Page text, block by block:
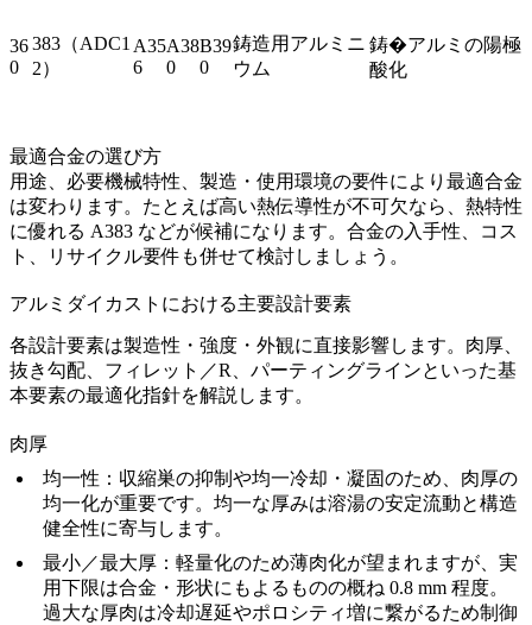
36
0
383（ADC1
2）
A35
6
A38
0
B39
0
鋳造用アルミニ
ウム
鋳�アルミの陽極
酸化
最適合金の選び方
用途、必要機械特性、製造・使用環境の要件により最適合金
は変わります。たとえば高い熱伝導性が不可欠なら、熱特性
に優れる A383 などが候補になります。合金の入手性、コス
ト、リサイクル要件も併せて検討しましょう。
アルミダイカストにおける主要設計要素
各設計要素は製造性・強度・外観に直接影響します。肉厚、
抜き勾配、フィレット／R、パーティングラインといった基
本要素の最適化指針を解説します。
肉厚
均一性 ：収縮巣の抑制や均一冷却・凝固のため、肉厚の
均一化が重要です。均一な厚みは溶湯の安定流動と構造
健全性に寄与します。
最小／最大厚 ：軽量化のため薄肉化が望まれますが、実
用下限は合金・形状にもよるものの概ね 0.8 mm 程度。
過大な厚肉は冷却遅延やポロシティ増に繋がるため制御